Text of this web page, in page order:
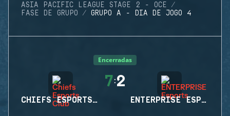
ASIA PACIFIC LEAGUE STAGE 2 - OCE
FASE DE GRUPO
GRUPO A - DIA DE JOGO 4
Encerradas
CHIEFS ESPORTS CLUB
7:2
ENTERPRISE ESPORTS